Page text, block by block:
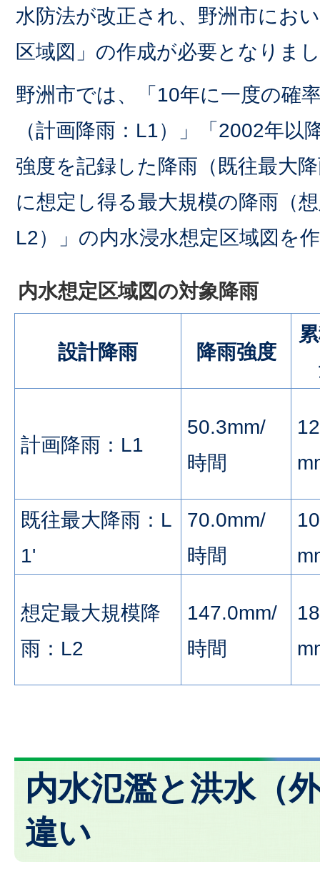
水防法が改正され、野洲市にお
区域図」の作成が必要となりま
野洲市では、「10年に一度の確
（計画降雨：L1）」「2002年以
強度を記録した降雨（既往最大
に想定し得る最大規模の降雨（
L2）」の内水浸水想定区域図を
内水想定区域図の対象降雨
設計降雨 降雨強度
計画降雨：L1
50.3mm/
時間
既往最大降雨：L
1'
70.0mm/
時間
想定最大規模降
雨：L2
147.0mm/
時間
内水氾濫と洪水（
違い